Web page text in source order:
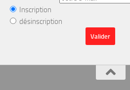
Inscription
désinscription